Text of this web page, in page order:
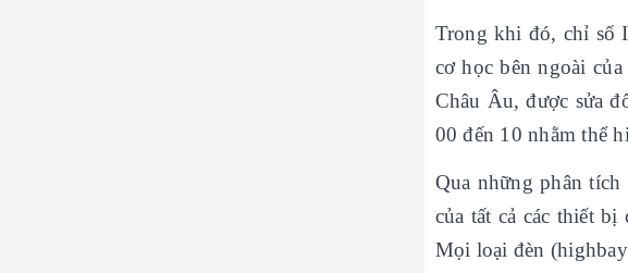
Trong khi đó, chỉ số
cơ học bên ngoài
Châu Âu, được sửa
00 đến 10 nhằm thể
Qua những phân
của tất cả các thiết
Mọi loại đèn